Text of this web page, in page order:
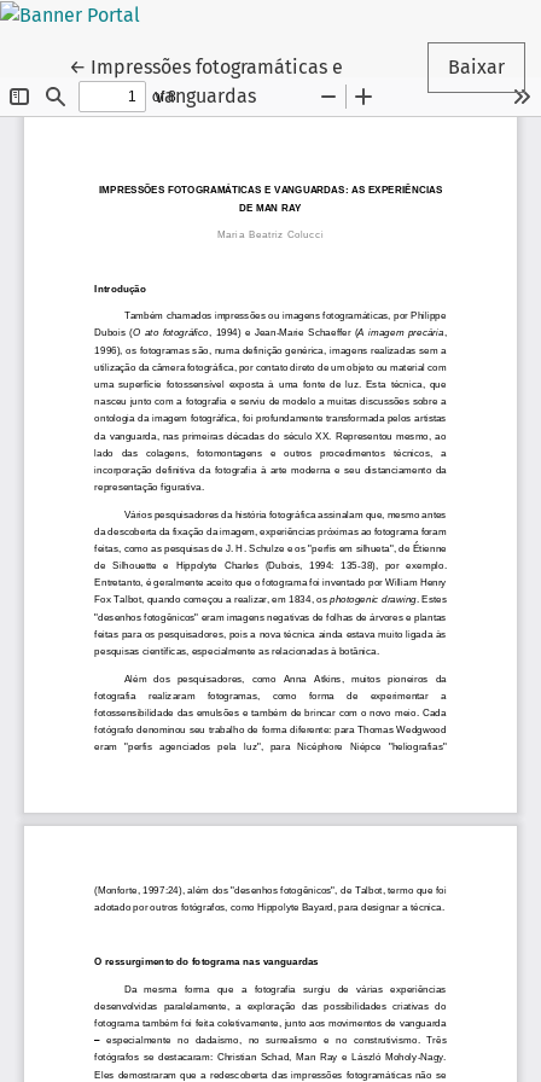
← Voltar aos Detalhes do Artigo
Impressões fotogramáticas e
vanguardas
Baixar